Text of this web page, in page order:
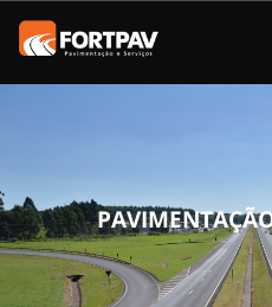
Vias Urbanas
Rodovias
PAVIMENTAÇÃ